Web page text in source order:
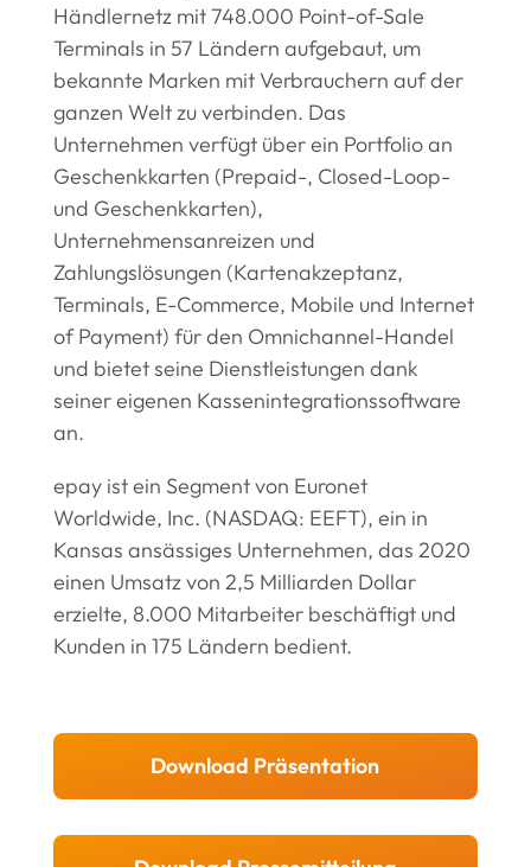
Händlernetz mit 748.000 Point-of-Sale
Terminals in 57 Ländern aufgebaut, um
bekannte Marken mit Verbrauchern auf der
ganzen Welt zu verbinden. Das
Unternehmen verfügt über ein Portfolio an
Geschenkkarten (Prepaid-, Closed-Loop-
und Geschenkkarten),
Unternehmensanreizen und
Zahlungslösungen (Kartenakzeptanz,
Terminals, E-Commerce, Mobile und Internet
of Payment) für den Omnichannel-Handel
und bietet seine Dienstleistungen dank
seiner eigenen Kassenintegrationssoftware
an.
epay ist ein Segment von Euronet
Worldwide, Inc. (NASDAQ: EEFT), ein in
Kansas ansässiges Unternehmen, das 2020
einen Umsatz von 2,5 Milliarden Dollar
erzielte, 8.000 Mitarbeiter beschäftigt und
Kunden in 175 Ländern bedient.
Download Präsentation